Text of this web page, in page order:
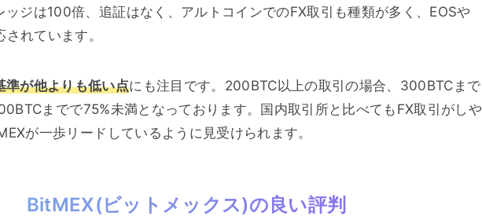
ッジは100倍、追証はなく、アルトコインでのFX取引も種類が多く、EOSや
れています。
準が他よりも低い点にも注目です。200BTC以上の取引の場合、300BTCまで
までで75%未満となっております。国内取引所と比べてもFX取引がしや
が一歩リードしているように見受けられます。
BitMEX(ビットメックス)の良い評判